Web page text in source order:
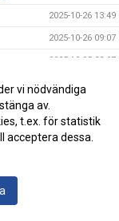
2025-10-26 13:49
2025-10-26 09:07
2025-10-25 22:07
2025-10-25 22:00
2025-10-23 08:03
i
vi nödvändiga
av.
t.ex. för statistik
acceptera dessa.